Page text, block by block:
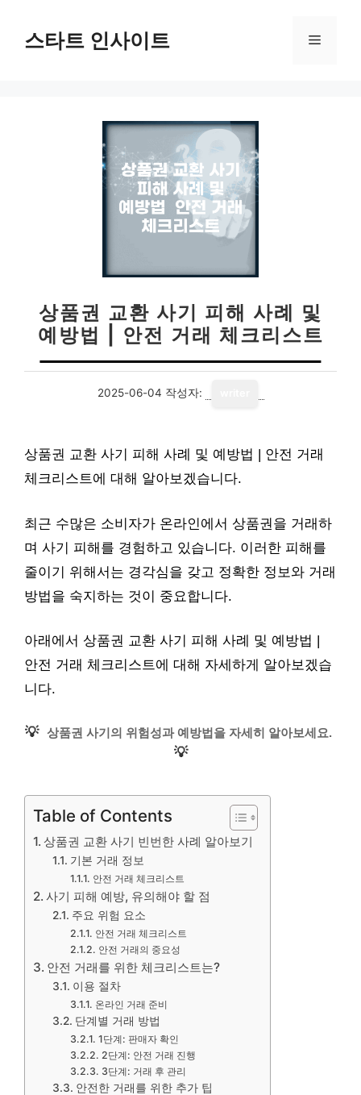
스타트 인사이트 메
상품권 교환 사기 피해 사례 및
예방법 | 안전 거래 체크리스트
2025-06-04 작성자:
상품권 교환 사기 피해 사례 및 예방법 | 안전 거래
체크리스트에 대해 알아보겠습니다.
최근 수많은 소비자가 온라인에서 상품권을 거래하
며 사기 피해를 경험하고 있습니다. 이러한 피해를
줄이기 위해서는 경각심을 갖고 정확한 정보와 거래
방법을 숙지하는 것이 중요합니다.
아래에서 상품권 교환 사기 피해 사례 및 예방법 |
안전 거래 체크리스트에 대해 자세하게 알아보겠습
니다.
💡 상품권 사기의 위험성과 예방법을 자세히 알아보세요.
💡
Table of Contents
상품권 교환 사기 빈번한 사례 알아보기
기본 거래 정보
안전 거래 체크리스트
사기 피해 예방, 유의해야 할 점
주요 위험 요소
안전 거래 체크리스트
안전 거래의 중요성
안전 거래를 위한 체크리스트는?
이용 절차
온라인 거래 준비
단계별 거래 방법
1단계: 판매자 확인
2단계: 안전 거래 진행
3단계: 거래 후 관리
안전한 거래를 위한 추가 팁